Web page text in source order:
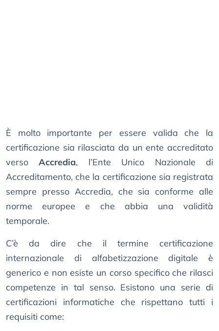
È molto importante per essere valida che la
certificazione sia rilasciata da un ente accreditato
versoAccredia, l’Ente Unico Nazionale di
Accreditamento, che la certificazione sia registrata
sempre presso Accredia, che sia conforme alle
norme europee e che abbia una validità
temporale.
C’è da dire che il termine certificazione
internazionale di alfabetizzazione digitale è
generico e non esiste un corso specifico che rilasci
competenze in tal senso. Esistono una serie di
certificazioni informatiche che rispettano tutti i
requisiti come: